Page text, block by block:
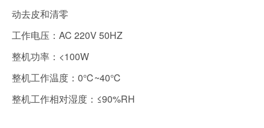
动去皮和清零
工作电压：AC 220V 50HZ
整机功率：<100W
整机工作温度：0℃~40℃
整机工作相对湿度：≤90%RH